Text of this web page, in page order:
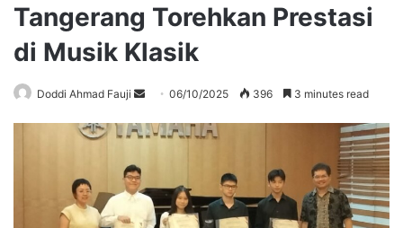
Tangerang Torehkan Prestasi
di Musik Klasik
Doddi Ahmad Fauji
Send
email
06/10/2025 396 3 minutes read